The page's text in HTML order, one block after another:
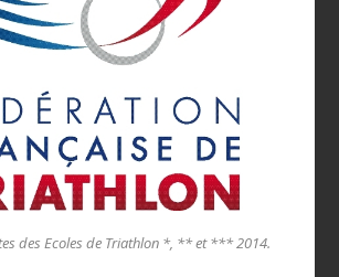
des Ecoles de Triathlon *, ** et *** 2014.